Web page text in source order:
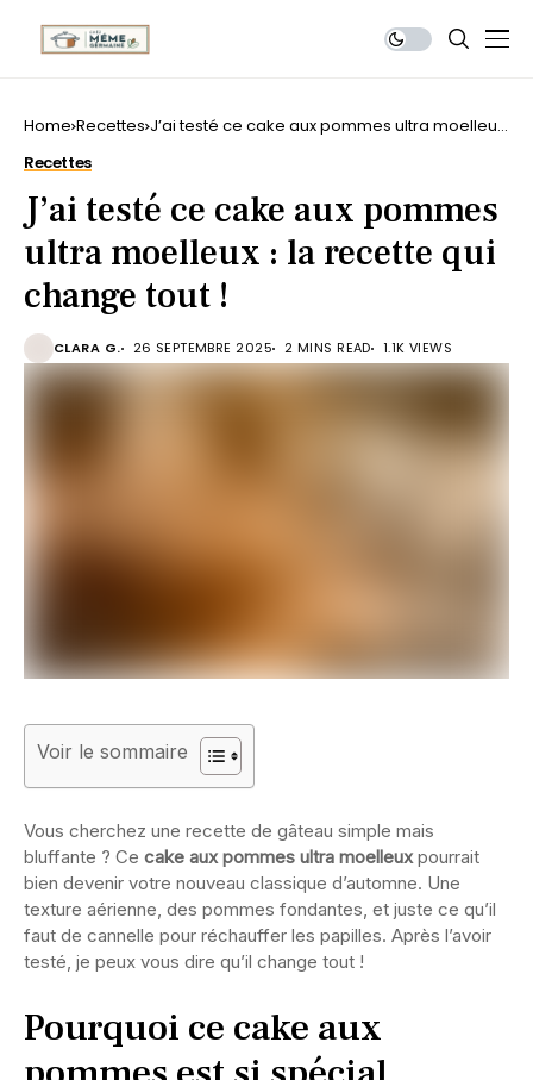
Home Recettes J’ai testé ce cake aux pommes ultra moelleux
Recettes
J’ai testé ce cake aux pommes
ultra moelleux : la recette qui
change tout !
CLARA G. 26 SEPTEMBRE 2025 2 MINS READ 1.1K VIEWS
Voir le sommaire
Vous cherchez une recette de gâteau simple mais
bluffante ? Ce cake aux pommes ultra moelleuxpourrait
bien devenir votre nouveau classique d’automne. Une
texture aérienne, des pommes fondantes, et juste ce qu’il
faut de cannelle pour réchauffer les papilles. Après l’avoir
testé, je peux vous dire qu’il change tout !
Pourquoi ce cake aux